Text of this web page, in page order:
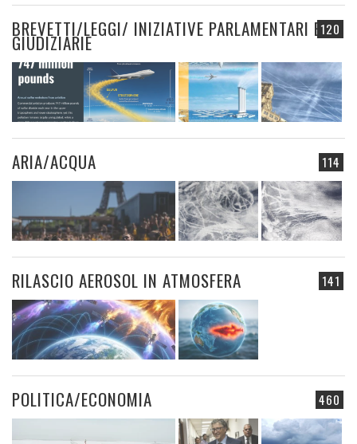
120
BREVETTI/LEGGI/ INIZIATIVE PARLAMENTARI E
GIUDIZIARIE
114
ARIA/ACQUA
141
RILASCIO AEROSOL IN ATMOSFERA
460
POLITICA/ECONOMIA